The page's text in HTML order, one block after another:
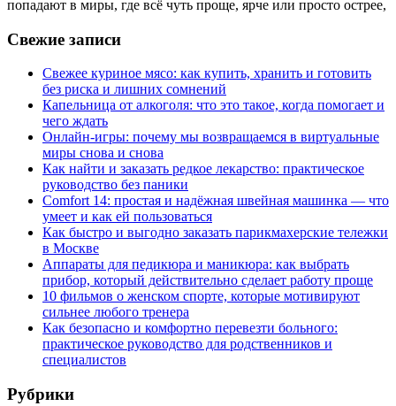
попадают в миры, где всё чуть проще, ярче или просто острее,
Свежие записи
Свежее куриное мясо: как купить, хранить и готовить
без риска и лишних сомнений
Капельница от алкоголя: что это такое, когда помогает и
чего ждать
Онлайн-игры: почему мы возвращаемся в виртуальные
миры снова и снова
Как найти и заказать редкое лекарство: практическое
руководство без паники
Comfort 14: простая и надёжная швейная машинка — что
умеет и как ей пользоваться
Как быстро и выгодно заказать парикмахерские тележки
в Москве
Аппараты для педикюра и маникюра: как выбрать
прибор, который действительно сделает работу проще
10 фильмов о женском спорте, которые мотивируют
сильнее любого тренера
Как безопасно и комфортно перевезти больного:
практическое руководство для родственников и
специалистов
Рубрики